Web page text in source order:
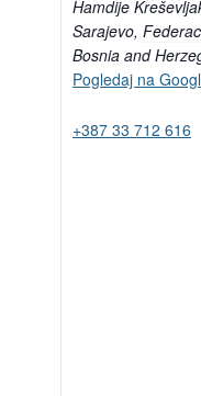
Hamdije
Sarajevo,
Bosnia and
Pogledaj na
+387 33 712 616